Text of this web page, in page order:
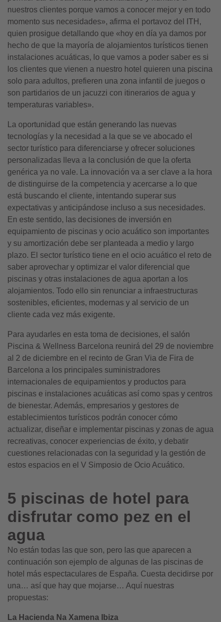
nuestros clientes porque vamos a conocer mejor y en todo
momento sus necesidades», afirma el portavoz del ITH,
quien prosigue detallando que «hoy en día ya damos por
hecho de que la mayoría de alojamientos turísticos tienen
instalaciones acuáticas, lo que vamos a poder saber es si
los clientes que vienen a nuestro hotel quieren una piscina
solo para adultos, prefieren una zona infantil de juegos o
son partidarios de un jacuzzi con itinerarios de agua y
temperaturas variables».
La oportunidad que están generando las nuevas
tecnologías y la necesidad a la que se ve abocado el
sector turístico para diferenciarse y ofrecer soluciones
personalizadas lleva a la conclusión de que la oferta
genérica ya no vale. La innovación va a ser clave a la hora
de distinguirse de la competencia y acercarse a lo que
está buscando el cliente, intentando superar sus
expectativas y anticipándose incluso a sus necesidades.
En este sentido, las decisiones de inversión en
equipamiento de piscinas y ocio acuático son importantes
y su amortización debe ser planteada a medio y largo
plazo. El sector turístico tiene en el ocio acuático el reto de
saber aprovechar y optimizar el valor diferencial que
piscinas y otras instalaciones de agua aportan a los
alojamientos. Todo ello sin renunciar a infraestructuras
sostenibles, eficientes, modernas y al servicio de un
cliente cada vez más exigente.
Para ayudarles en esta toma de decisiones, el salón
Piscina & Wellness Barcelona reunirá del 29 de noviembre
al 2 de diciembre en el recinto de Gran Via de Fira de
Barcelona a los principales suministradores
internacionales de equipamientos y productos para
piscinas e instalaciones acuáticas así como spas y centros
de bienestar. Además, empresarios y gestores de
establecimientos turísticos podrán conocer cómo
actualizar, diseñar e implementar piscinas y zonas de agua
recreativas, conocer experiencias de éxito, y debatir
cuestiones relacionadas con la seguridad y la gestión de
estos espacios en el V Simposio de Ocio Acuático.
5 piscinas de hotel para
disfrutar como pez en el
agua
No están todas las que son, pero las que aparecen a
continuación son ejemplo de algunas de las piscinas de
hotel más espectaculares de España. Cuesta decidirse por
una… así que hay que mojarse… Aquí nuestras
propuestas:
La Hacienda Na Xamena Ibiza